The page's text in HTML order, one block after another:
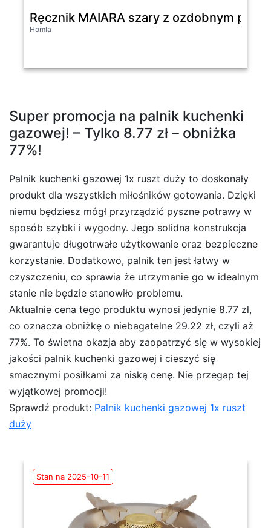
Ręcznik MAIARA szary z ozdobnym
Homla
Super promocja na palnik kuchenki
gazowej! – Tylko 8.77 zł – obniżka
77%!
Palnik kuchenki gazowej 1x ruszt duży to doskonały
produkt dla wszystkich miłośników gotowania. Dzięki
niemu będziesz mógł przyrządzić pyszne potrawy w
sposób szybki i wygodny. Jego solidna konstrukcja
gwarantuje długotrwałe użytkowanie oraz bezpieczne
korzystanie. Dodatkowo, palnik ten jest łatwy w
czyszczeniu, co sprawia że utrzymanie go w idealnym
stanie nie będzie stanowiło problemu.
Aktualnie cena tego produktu wynosi jedynie 8.77 zł,
co oznacza obniżkę o niebagatelne 29.22 zł, czyli aż
77%. To świetna okazja aby zaopatrzyć się w wysokiej
jakości palnik kuchenki gazowej i cieszyć się
smacznymi posiłkami za niską cenę. Nie przegap tej
wyjątkowej promocji!
Sprawdź produkt: Palnik kuchenki gazowej 1x ruszt
duży
Stan na 2025-10-11